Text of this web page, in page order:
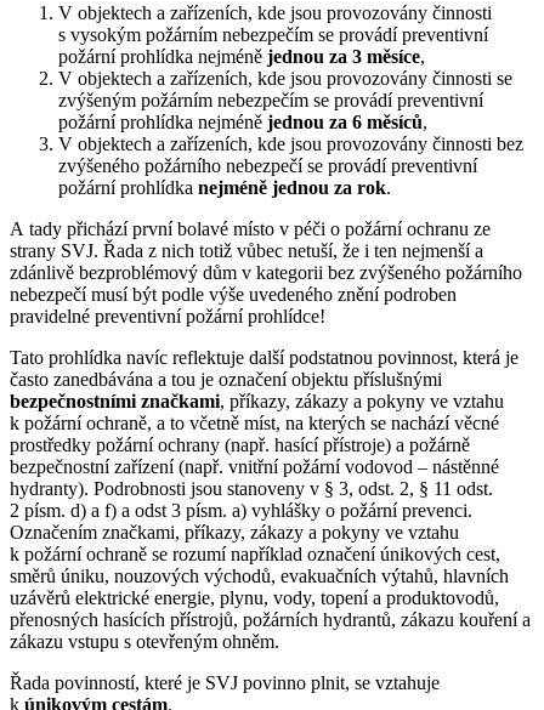
V objektech a zařízeních, kde jsou provozovány činnosti
s vysokým požárním nebezpečím se provádí preventivní
požární prohlídka nejméně jednou za 3 měsíce,
V objektech a zařízeních, kde jsou provozovány činnosti se
zvýšeným požárním nebezpečím se provádí preventivní
požární prohlídka nejméně jednou za 6 měsíců,
V objektech a zařízeních, kde jsou provozovány činnosti bez
zvýšeného požárního nebezpečí se provádí preventivní
požární prohlídka nejméně jednou za rok.
A tady přichází první bolavé místo v péči o požární ochranu ze
strany SVJ. Řada z nich totiž vůbec netuší, že i ten nejmenší a
zdánlivě bezproblémový dům v kategorii bez zvýšeného požárního
nebezpečí musí být podle výše uvedeného znění podroben
pravidelné preventivní požární prohlídce!
Tato prohlídka navíc reflektuje další podstatnou povinnost, která je
často zanedbávána a tou je označení objektu příslušnými
bezpečnostními značkami, příkazy, zákazy a pokyny ve vztahu
k požární ochraně, a to včetně míst, na kterých se nachází věcné
prostředky požární ochrany (např. hasící přístroje) a požárně
bezpečnostní zařízení (např. vnitřní požární vodovod – nástěnné
hydranty). Podrobnosti jsou stanoveny v § 3, odst. 2, § 11 odst.
2 písm. d) a f) a odst 3 písm. a) vyhlášky o požární prevenci.
Označením značkami, příkazy, zákazy a pokyny ve vztahu
k požární ochraně se rozumí například označení únikových cest,
směrů úniku, nouzových východů, evakuačních výtahů, hlavních
uzávěrů elektrické energie, plynu, vody, topení a produktovodů,
přenosných hasících přístrojů, požárních hydrantů, zákazu kouření a
zákazu vstupu s otevřeným ohněm.
Řada povinností, které je SVJ povinno plnit, se vztahuje
k únikovým cestám.